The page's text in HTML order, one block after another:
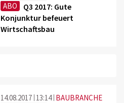
ABO
Q3 2017: Gute
Konjunktur befeuert
Wirtschaftsbau
14.08.2017 13:14 BAUBRANCHE